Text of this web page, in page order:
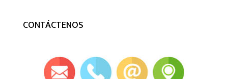
CONTÁCTENOS